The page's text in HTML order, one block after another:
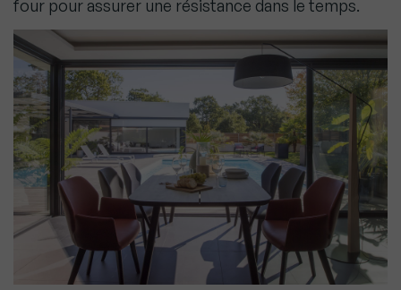
four pour assurer une résistance dans le temps.